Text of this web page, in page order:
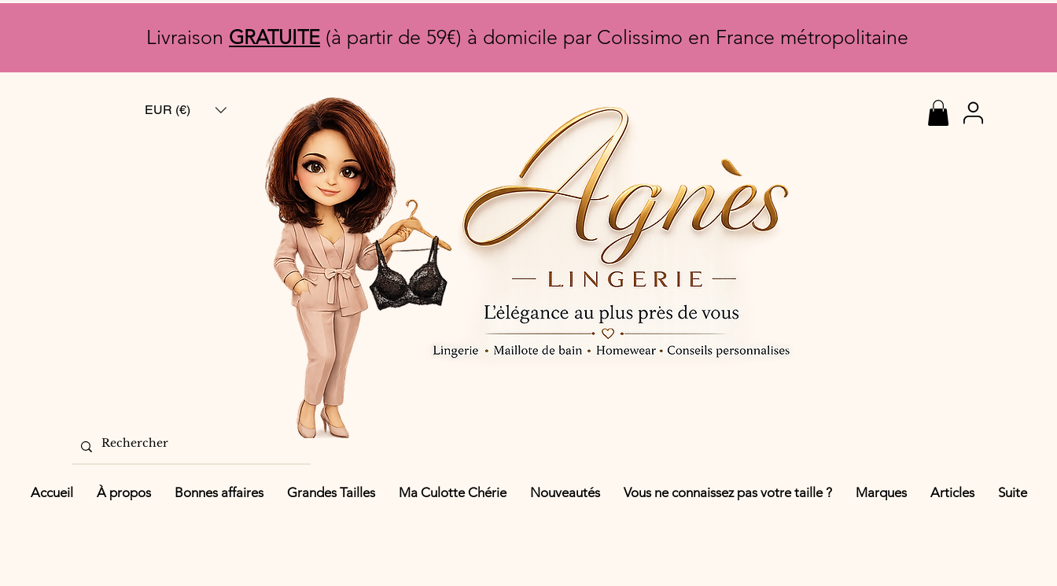
Livraison GRATUITE (à partir de 59€) à domicile par Colissimo en France métropolitaine
EUR (€)
Accueil À propos Bonnes affaires Grandes Tailles Ma Culotte Chérie Nouveautés Vous ne connaissez pas votre taille ? Marques Articles Suite